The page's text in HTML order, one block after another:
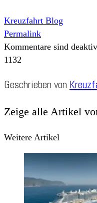
Kreuzfahrt Blog
Permalink
Kommentare sind
1132
Geschrieben von
Zeige alle Artikel
Weitere Artikel